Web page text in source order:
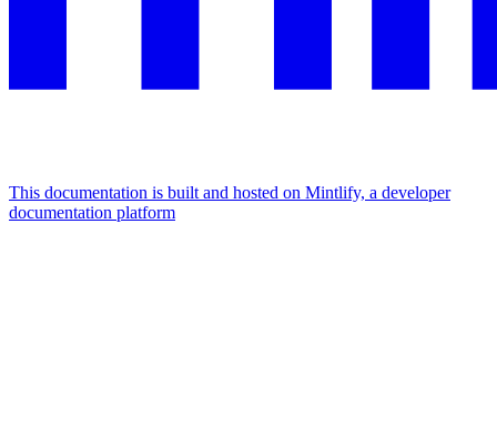
This documentation is built and hosted on Mintlify, a developer
documentation platform